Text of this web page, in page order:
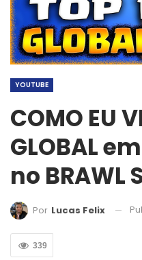
YOUTUBE
COMO EU
GLOBAL
no BRAWL
Por Lucas Felix
339